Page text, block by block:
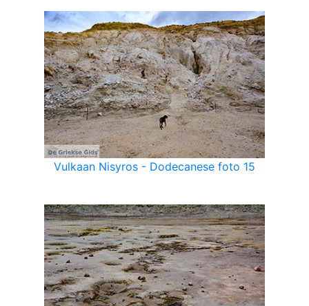
Vulkaan Nisyros - Dodecanese foto 15